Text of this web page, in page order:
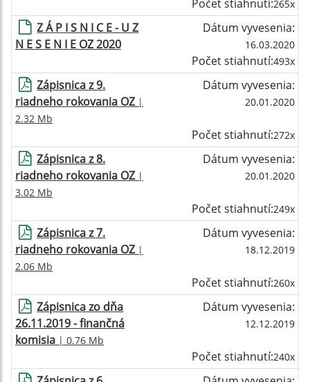
Počet stiahnutí:265x
Z Á P I S N I C E - U Z
N E S E N I E OZ 2020
Dátum vyvesenia:
16.03.2020
Počet stiahnutí:493x
Zápisnica z 9.
riadneho rokovania OZ |
2.32 Mb
Dátum vyvesenia:
20.01.2020
Počet stiahnutí:272x
Zápisnica z 8.
riadneho rokovania OZ|
3.02 Mb
Dátum vyvesenia:
20.01.2020
Počet stiahnutí:249x
Zápisnica z 7.
riadneho rokovania OZ |
2.06 Mb
Dátum vyvesenia:
18.12.2019
Počet stiahnutí:260x
Zápisnica zo dňa
26.11.2019 - finančná
komisia | 0.76 Mb
Dátum vyvesenia:
12.12.2019
Počet stiahnutí:240x